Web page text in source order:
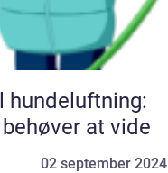
hundeluftning:
at vide
02 september 2024